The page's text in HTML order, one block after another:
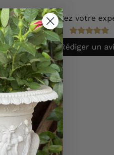
1)
(0
(0)
( 0)
(0)
Partagez votre
Rédiger un